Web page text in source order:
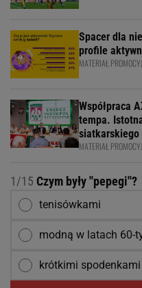
Spacer dla
profile
MATERIAŁ
Współpraca
tempa.
MATERIAŁ
1/15 Czym były ''pepegi''?
tenisówkami
modną w latach 60-
krótkimi spodenkami